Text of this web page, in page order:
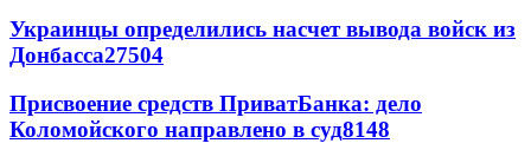
Украинцы определились насчет вывода войск из
Донбасса27504
Присвоение средств ПриватБанка: дело
Коломойского направлено в суд8148